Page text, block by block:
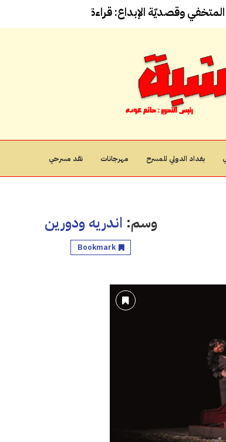
وقصديّة الإبداع: قراءة في كتاب...
بغداد الدولي للمسرح مهرجانات نقد مسرحي
وسم: اندريه ودورين
Bookmark